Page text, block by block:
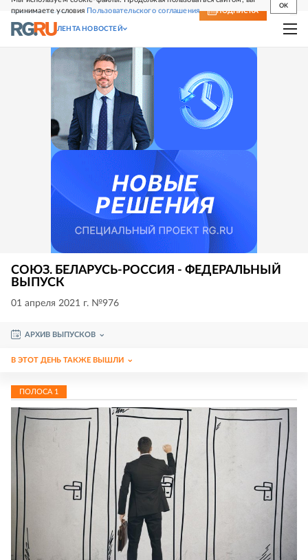
принимаете условия Пользовательского соглашения
OK
СВЕЖИЙ НОМЕР ПОДПИСКА
ЛЕНТА НОВОСТЕЙ
СОЮЗ. БЕЛАРУСЬ-РОССИЯ - ФЕДЕРАЛЬНЫЙ
ВЫПУСК
01 апреля 2021 г. №976
АРХИВ ВЫПУСКОВ
В ЭТОТ ДЕНЬ ТАКЖЕ ВЫШЛИ
ПОЛОСА 1